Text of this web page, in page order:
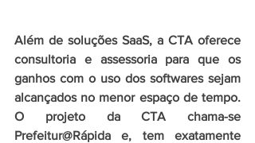
Além de soluções SaaS, a CTA oferece
consultoria e assessoria para que os
ganhos com o uso dos softwares sejam
alcançados no menor espaço de tempo.
O projeto da CTA chama-se
Prefeitur@Rápida e, tem exatamente